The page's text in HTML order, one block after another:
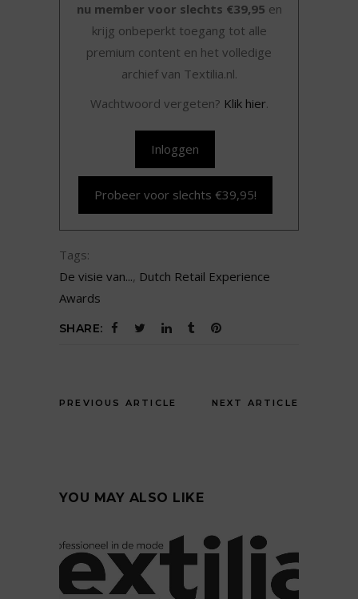
nu member voor slechts €39,95 en
krijg onbeperkt toegang tot alle
premium content en het volledige
archief van Textilia.nl.
Wachtwoord vergeten? Klik hier.
Inloggen
Probeer voor slechts €39,95!
Tags:
De visie van..., Dutch Retail Experience
Awards
SHARE:
PREVIOUS ARTICLE NEXT ARTICLE
YOU MAY ALSO LIKE